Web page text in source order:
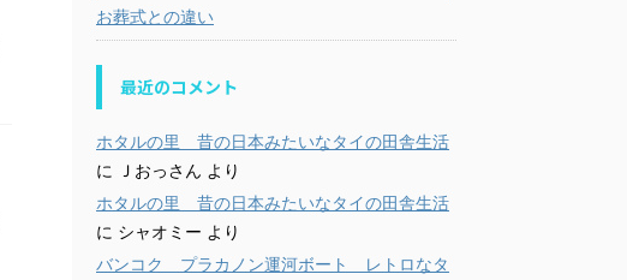
お葬式との違い
最近のコメント
ホタルの里 昔の日本みたいなタイの田舎生活
に
Ｊおっさん より
ホタルの里 昔の日本みたいなタイの田舎生活
に シャオミー より
バンコク プラカノン運河ボート レトロなタ